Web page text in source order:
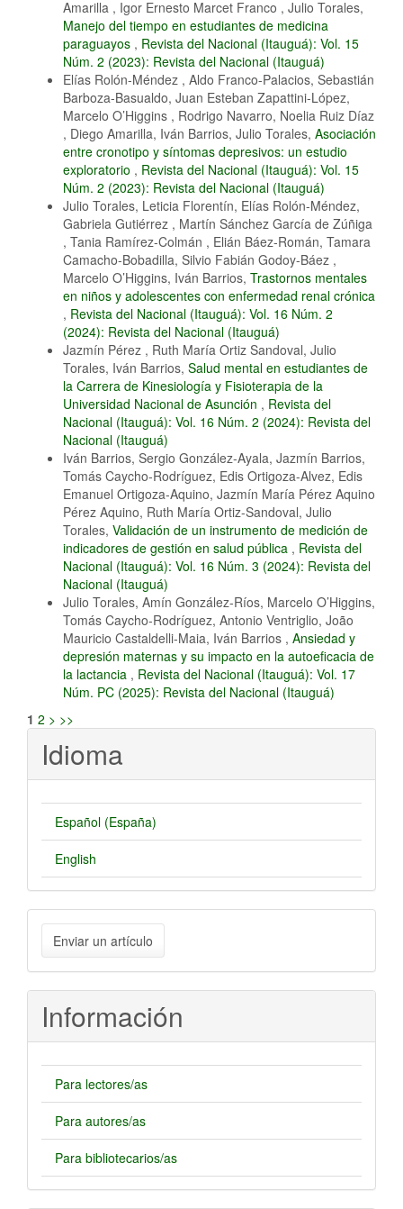
Amarilla , Igor Ernesto Marcet Franco , Julio Torales,
Manejo del tiempo en estudiantes de medicina
paraguayos , Revista del Nacional (Itauguá): Vol. 15
Núm. 2 (2023): Revista del Nacional (Itauguá)
Elías Rolón-Méndez , Aldo Franco-Palacios, Sebastián
Barboza-Basualdo, Juan Esteban Zapattini-López,
Marcelo O’Higgins , Rodrigo Navarro, Noelia Ruiz Díaz
, Diego Amarilla, Iván Barrios, Julio Torales, Asociación
entre cronotipo y síntomas depresivos: un estudio
exploratorio , Revista del Nacional (Itauguá): Vol. 15
Núm. 2 (2023): Revista del Nacional (Itauguá)
Julio Torales, Leticia Florentín, Elías Rolón-Méndez,
Gabriela Gutiérrez , Martín Sánchez García de Zúñiga
, Tania Ramírez-Colmán , Elián Báez-Román, Tamara
Camacho-Bobadilla, Silvio Fabián Godoy-Báez ,
Marcelo O’Higgins, Iván Barrios, Trastornos mentales
en niños y adolescentes con enfermedad renal crónica
, Revista del Nacional (Itauguá): Vol. 16 Núm. 2
(2024): Revista del Nacional (Itauguá)
Jazmín Pérez , Ruth María Ortiz Sandoval, Julio
Torales, Iván Barrios, Salud mental en estudiantes de
la Carrera de Kinesiología y Fisioterapia de la
Universidad Nacional de Asunción , Revista del
Nacional (Itauguá): Vol. 16 Núm. 2 (2024): Revista del
Nacional (Itauguá)
Iván Barrios, Sergio González-Ayala, Jazmín Barrios,
Tomás Caycho-Rodríguez, Edis Ortigoza-Alvez, Edis
Emanuel Ortigoza-Aquino, Jazmín María Pérez Aquino
Pérez Aquino, Ruth María Ortiz-Sandoval, Julio
Torales, Validación de un instrumento de medición de
indicadores de gestión en salud pública , Revista del
Nacional (Itauguá): Vol. 16 Núm. 3 (2024): Revista del
Nacional (Itauguá)
Julio Torales, Amín González-Ríos, Marcelo O’Higgins,
Tomás Caycho-Rodríguez, Antonio Ventriglio, João
Mauricio Castaldelli-Maia, Iván Barrios , Ansiedad y
depresión maternas y su impacto en la autoeficacia de
la lactancia , Revista del Nacional (Itauguá): Vol. 17
Núm. PC (2025): Revista del Nacional (Itauguá)
1 2 > >>
Idioma
Español (España)
English
Enviar
un
artículo
Enviar un artículo
Información
Para lectores/as
Para autores/as
Para bibliotecarios/as